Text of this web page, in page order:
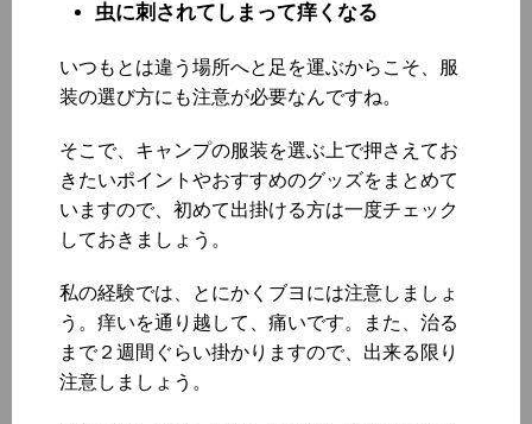
虫に刺されてしまって痒くなる
いつもとは違う場所へと足を運ぶからこそ、服
装の選び方にも注意が必要なんですね。
そこで、キャンプの服装を選ぶ上で押さえてお
きたいポイントやおすすめのグッズをまとめて
いますので、初めて出掛ける方は一度チェック
しておきましょう。
私の経験では、とにかくブヨには注意しましょ
う。痒いを通り越して、痛いです。また、治る
まで２週間ぐらい掛かりますので、出来る限り
注意しましょう。